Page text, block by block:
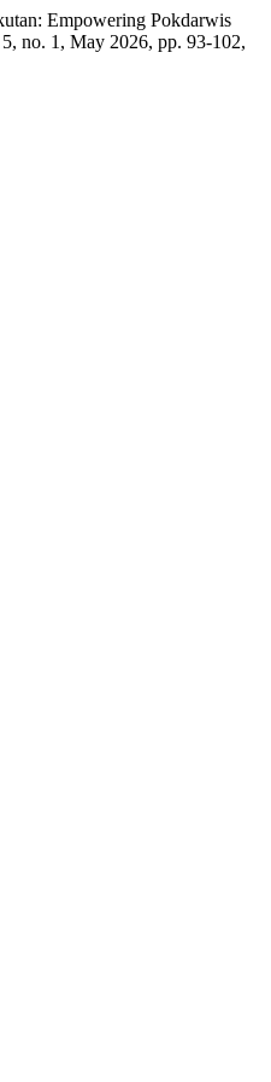
Empowering Pokdarwis
no. 1, May 2026, pp. 93-102,